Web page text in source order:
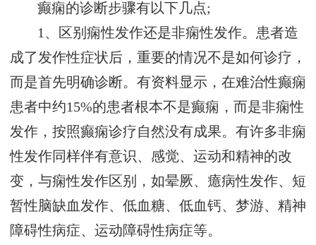
癫痫的诊断步骤有以下几点;
1、区别痫性发作还是非痫性发作。患者造
成了发作性症状后，重要的情况不是如何诊疗，
而是首先明确诊断。有资料显示，在难治性癫痫
患者中约15%的患者根本不是癫痫，而是非痫性
发作，按照癫痫诊疗自然没有成果。有许多非痫
性发作同样伴有意识、感觉、运动和精神的改
变，与痫性发作区别，如晕厥、癔病性发作、短
暂性脑缺血发作、低血糖、低血钙、梦游、精神
障碍性病症、运动障碍性病症等。